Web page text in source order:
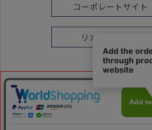
コーポレートサイト
リカマンTOWN
■ 当ショップを装った偽装サイトやフィッ
注意ください。お買い物の際には必ずアド
認ください。
当ショップのアドレス（URL）は下記です。